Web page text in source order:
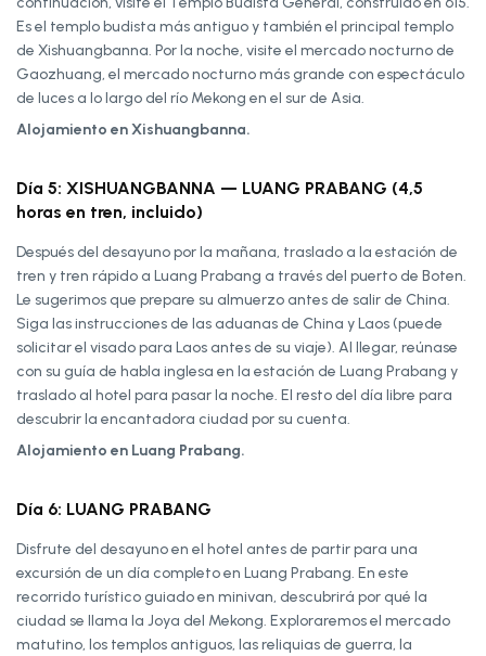
Es el templo budista más antiguo y también el principal templo
de Xishuangbanna. Por la noche, visite el mercado nocturno de
Gaozhuang, el mercado nocturno más grande con espectáculo
de luces a lo largo del río Mekong en el sur de Asia.
Alojamiento en Xishuangbanna.
Día 5: XISHUANGBANNA — LUANG PRABANG (4,5
horas en tren, incluido)
Después del desayuno por la mañana, traslado a la estación de
tren y tren rápido a Luang Prabang a través del puerto de Boten.
Le sugerimos que prepare su almuerzo antes de salir de China.
Siga las instrucciones de las aduanas de China y Laos (puede
solicitar el visado para Laos antes de su viaje). Al llegar, reúnase
con su guía de habla inglesa en la estación de Luang Prabang y
traslado al hotel para pasar la noche. El resto del día libre para
descubrir la encantadora ciudad por su cuenta.
Alojamiento en Luang Prabang.
Día 6: LUANG PRABANG
Disfrute del desayuno en el hotel antes de partir para una
excursión de un día completo en Luang Prabang. En este
recorrido turístico guiado en minivan, descubrirá por qué la
ciudad se llama la Joya del Mekong. Exploraremos el mercado
matutino, los templos antiguos, las reliquias de guerra, la